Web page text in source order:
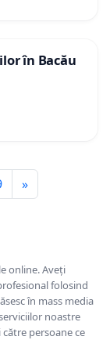
în Bacău
»
online. Aveți
folosind
în mass media
noastre
persoane ce